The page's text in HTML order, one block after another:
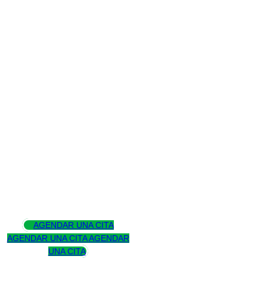
AGENDAR UNA CITA
AGENDAR UNA CITA AGENDAR
UNA CITA